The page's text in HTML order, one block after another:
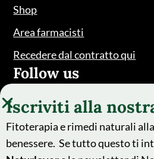
Shop
Area farmacisti
Recedere dal contratto qui
Follow us
Iscriviti alla
Fitoterapia e rimedi naturali
benessere. Se tutto questo ti